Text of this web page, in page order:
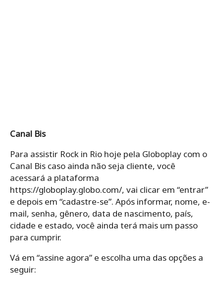
Canal Bis
Para assistir Rock in Rio hoje pela Globoplay com o
Canal Bis caso ainda não seja cliente, você
acessará a plataforma
https://globoplay.globo.com/, vai clicar em “entrar”
e depois em “cadastre-se”. Após informar, nome, e-
mail, senha, gênero, data de nascimento, país,
cidade e estado, você ainda terá mais um passo
para cumprir.
Vá em “assine agora” e escolha uma das opções a
seguir: